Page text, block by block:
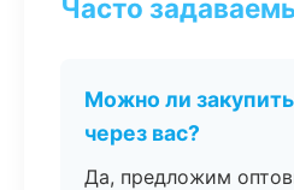
Часто
Можно ли
через вас?
Да, предложим